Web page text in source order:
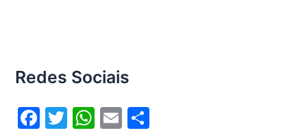
k
Redes Sociais
F
T
W E